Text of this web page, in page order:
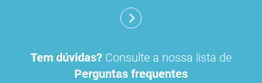
Tem dúvidas? Consulte a nossa lista de
Perguntas frequentes